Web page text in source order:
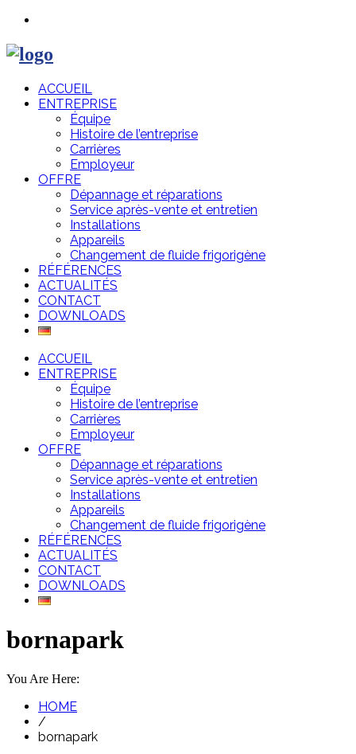
ACCUEIL
ENTREPRISE
Équipe
Histoire de l’entreprise
Carrières
Employeur
OFFRE
Dépannage et réparations
Service après-vente et entretien
Installations
Appareils
Changement de fluide frigorigène
RÉFÉRENCES
ACTUALITÉS
CONTACT
DOWNLOADS
ACCUEIL
ENTREPRISE
Équipe
Histoire de l’entreprise
Carrières
Employeur
OFFRE
Dépannage et réparations
Service après-vente et entretien
Installations
Appareils
Changement de fluide frigorigène
RÉFÉRENCES
ACTUALITÉS
CONTACT
DOWNLOADS
bornapark
You Are Here:
HOME
/
bornapark